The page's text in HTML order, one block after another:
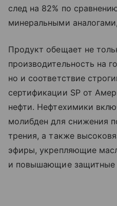
след на 82% по
минеральными аналогами,
Продукт обещает не
производительность на
но и соответствие
сертификации SP от
нефти. Нефтехимики
молибден для снижения
трения, а также
эфиры, укрепляющие
и повышающие защитные